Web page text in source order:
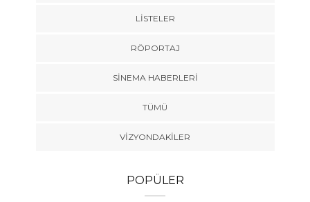
LISTELER
RÖPORTAJ
SINEMA HABERLERI
TÜMÜ
VIZYONDAKILER
POPÜLER